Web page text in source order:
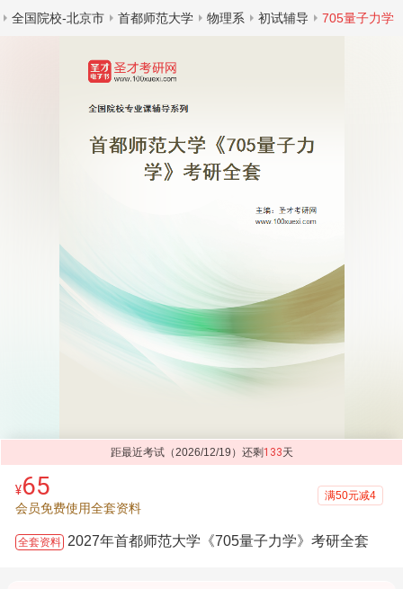
全国院校-北京市 首都师范大学 物理系 初试辅导 705量子力学
距最近考试（2026/12/19）还剩 133天
¥65
会员免费使用全套资料
满50元减4
全套资料 2027年首都师范大学《705量子力学》考研全套